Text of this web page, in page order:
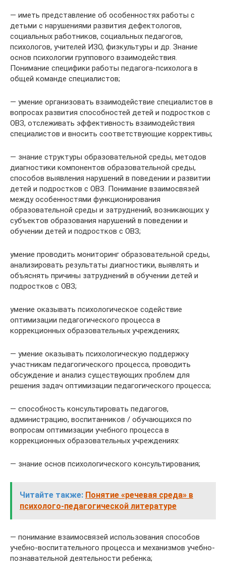
— иметь представление об особенностях работы с
детьми с нарушениями развития дефектологов,
социальных работников, социальных педагогов,
психологов, учителей ИЗО, физкультуры и др. Знание
основ психологии группового взаимодействия.
Понимание специфики работы педагога-психолога в
общей команде специалистов;
— умение организовать взаимодействие специалистов в
вопросах развития способностей детей и подростков с
ОВЗ, отслеживать эффективность взаимодействия
специалистов и вносить соответствующие коррективы;
— знание структуры образовательной среды, методов
диагностики компонентов образовательной среды,
способов выявления нарушений в поведении и развитии
детей и подростков с ОВЗ. Понимание взаимосвязей
между особенностями функционирования
образовательной среды и затруднений, возникающих у
субъектов образования нарушений в поведении и
обучении детей и подростков с ОВЗ;
умение проводить мониторинг образовательной среды,
анализировать результаты диагностики, выявлять и
объяснять причины затруднений в обучении детей и
подростков с ОВЗ;
умение оказывать психологическое содействие
оптимизации педагогического процесса в
коррекционных образовательных учреждениях;
— умение оказывать психологическую поддержку
участникам педагогического процесса, проводить
обсуждение и анализ существующих проблем для
решения задач оптимизации педагогического процесса;
— способность консультировать педагогов,
администрацию, воспитанников / обучающихся по
вопросам оптимизации учебного процесса в
коррекционных образовательных учреждениях:
— знание основ психологического консультирования;
Читайте также: Понятие «речевая среда» в
психолого-педагогической литературе
— понимание взаимосвязей использования способов
учебно-воспитательного процесса и механизмов учебно-
познавательной деятельности ребенка;